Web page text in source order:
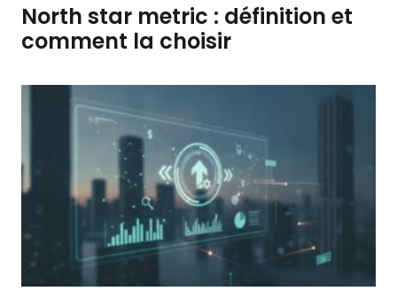
North star metric : définition et
comment la choisir